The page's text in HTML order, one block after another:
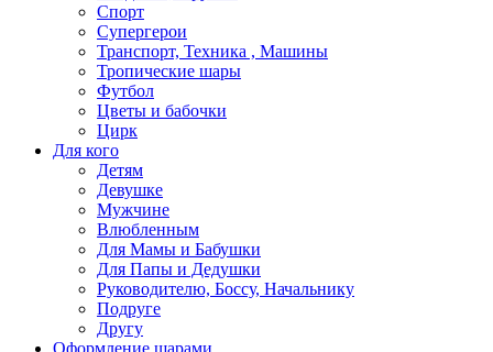
Спорт
Супергерои
Транспорт, Техника , Машины
Тропические шары
Футбол
Цветы и бабочки
Цирк
Для кого
Детям
Девушке
Мужчине
Влюбленным
Для Мамы и Бабушки
Для Папы и Дедушки
Руководителю, Боссу, Начальнику
Подруге
Другу
Оформление шарами